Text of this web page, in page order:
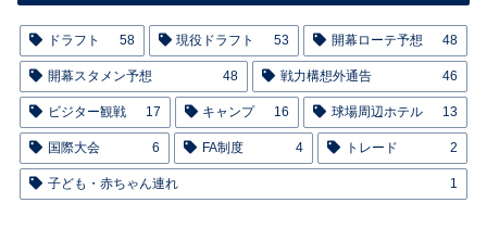
ドラフト 58 現役ドラフト 53 開幕ローテ予想 48
開幕スタメン予想 48 戦力構想外通告 46
ビジター観戦 17 キャンプ 16 球場周辺ホテル 13
国際大会 6 FA制度 4 トレード 2
子ども・赤ちゃん連れ 1